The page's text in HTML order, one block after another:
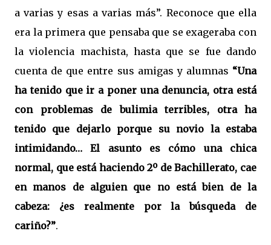
a varias y esas a varias más”. Reconoce que ella
era la primera que pensaba que se exageraba con
la violencia machista, hasta que se fue dando
cuenta de que entre sus amigas y alumnas “Una
ha tenido que ir a poner una denuncia, otra está
con problemas de bulimia terribles, otra ha
tenido que dejarlo porque su novio la estaba
intimidando… El asunto es cómo una chica
normal, que está haciendo 2º de Bachillerato, cae
en manos de alguien que no está bien de la
cabeza: ¿es realmente por la búsqueda de
cariño?”.